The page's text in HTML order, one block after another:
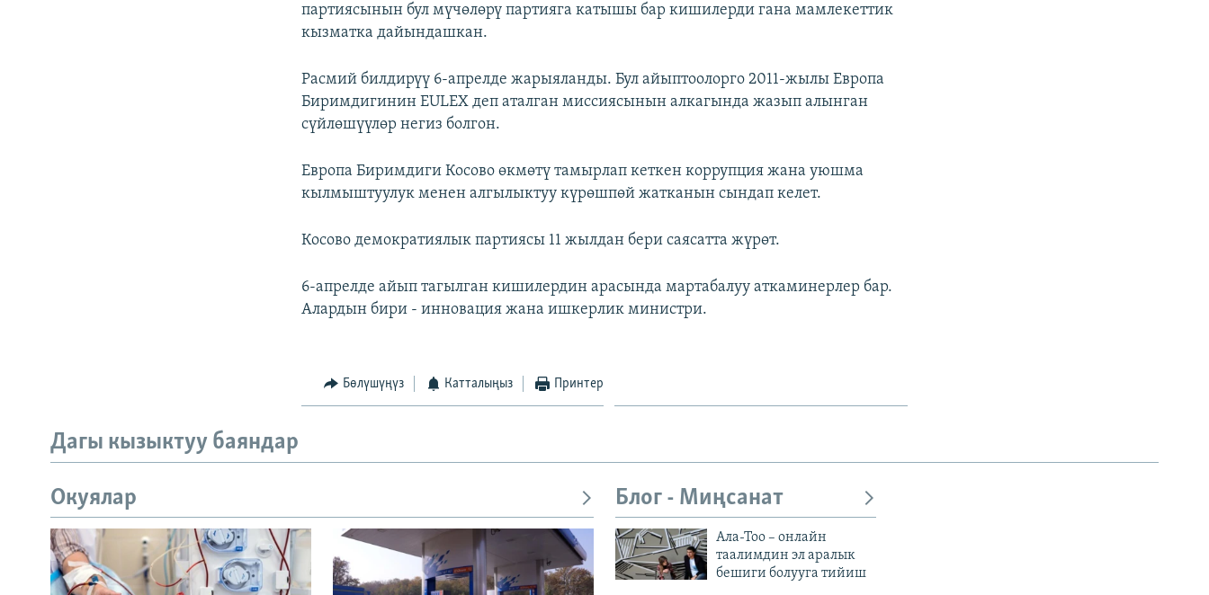
партиясынын бул мүчөлөрү партияга катышы бар кишилерди гана мамлекеттик
кызматка дайындашкан.
Расмий билдирүү 6-апрелде жарыяланды. Бул айыптоолорго 2011-жылы Европа
Биримдигинин EULEX деп аталган миссиясынын алкагында жазып алынган
сүйлөшүүлөр негиз болгон.
Европа Биримдиги Косово өкмөтү тамырлап кеткен коррупция жана уюшма
кылмыштуулук менен алгылыктуу күрөшпөй жатканын сындап келет.
Косово демократиялык партиясы 11 жылдан бери саясатта жүрөт.
6-апрелде айып тагылган кишилердин арасында мартабалуу аткаминерлер бар.
Алардын бири - инновация жана ишкерлик министри.
Бөлүшүңүз Катталыңыз Принтер
Дагы кызыктуу баяндар
Окуялар Блог - Миңсанат
Ала-Тоо – онлайн
таалимдин эл аралык
бешиги болууга тийиш